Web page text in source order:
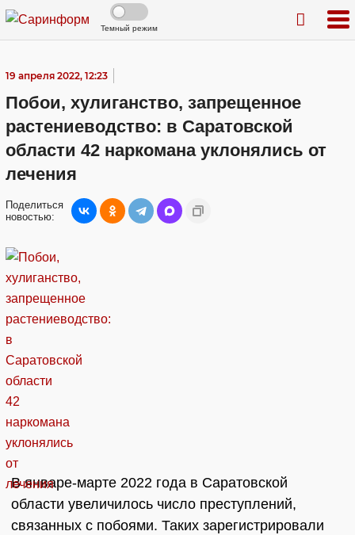
Темный режим
19 апреля 2022, 12:23
Побои, хулиганство, запрещенное
растениеводство: в Саратовской
области 42 наркомана уклонялись от
лечения
Поделиться
новостью:
В январе-марте 2022 года в Саратовской
области увеличилось число преступлений,
связанных с побоями. Таких зарегистрировали